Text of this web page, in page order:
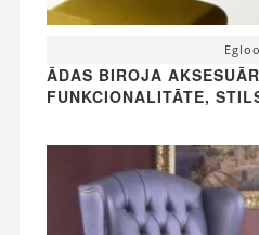
ĀDAS BIROJA
FUNKCIONALITĀTE,